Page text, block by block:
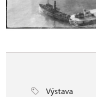
Výstava